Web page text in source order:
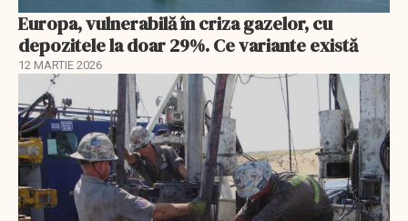
Europa, vulnerabilă în criza gazelor, cu
depozitele la doar 29%. Ce variante există
12 MARTIE 2026